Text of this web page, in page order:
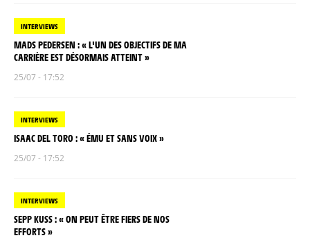
INTERVIEWS
MADS PEDERSEN : « L'UN DES OBJECTIFS DE MA
CARRIÈRE EST DÉSORMAIS ATTEINT »
25/07 - 17:52
INTERVIEWS
ISAAC DEL TORO : « ÉMU ET SANS VOIX »
25/07 - 17:52
INTERVIEWS
SEPP KUSS : « ON PEUT ÊTRE FIERS DE NOS
EFFORTS »